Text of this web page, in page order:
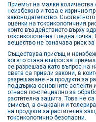
Приемът на малки количества
неизбежно и това е изрично
законодателство.
оценки на токсикологичния
които въздействието върху
токсикологична гледна
вещество не означава риск за
Съществува присъщ и
когато става въпрос за
се разрешава като въпрос на
света са приели закони, в
разрешаване на продукти за
поддържа основните аспекти
отнася по-специално за
растителна защита. Това не
смисъл, а очаквани и
на продукти за растителна
токсикологично безопасни.